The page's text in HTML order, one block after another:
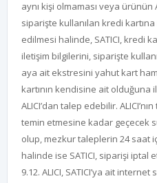
aynı kişi olmaması veya ürünün
siparişte kullanılan kredi
edilmesi halinde, SATICI, kredi
iletişim bilgilerini, siparişte
aya ait ekstresini yahut kart
kartının kendisine ait olduğuna
ALICI’dan talep edebilir.
temin etmesine kadar geçecek
olup, mezkur taleplerin 24 saat
halinde ise SATICI, siparişi iptal
9.12. ALICI, SATICI’ya ait